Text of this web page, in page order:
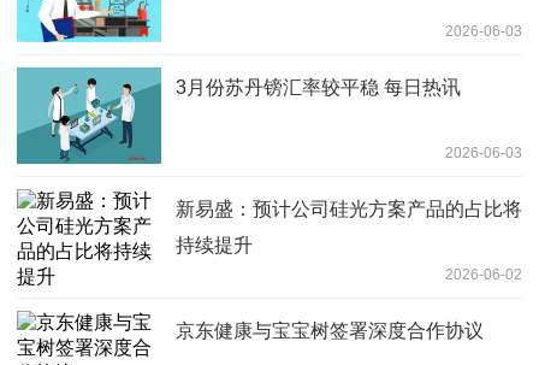
2026-06-03
3月份苏丹镑汇率较平稳 每日热讯
2026-06-03
新易盛：预计公司硅光方案产品的占比将
持续提升
2026-06-02
京东健康与宝宝树签署深度合作协议